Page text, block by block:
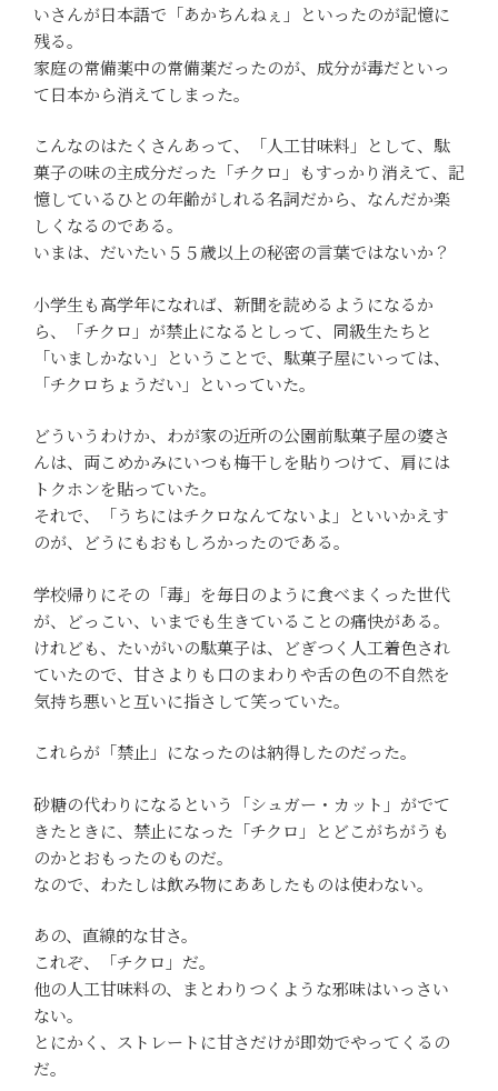
いさんが日本語で「あかちんねぇ」といったのが記憶に
残る。
家庭の常備薬中の常備薬だったのが、成分が毒だといっ
て日本から消えてしまった。
こんなのはたくさんあって、「人工甘味料」として、駄
菓子の味の主成分だった「チクロ」もすっかり消えて、記
憶しているひとの年齢がしれる名詞だから、なんだか楽
しくなるのである。
いまは、だいたい５５歳以上の秘密の言葉ではないか？
小学生も高学年になれば、新聞を読めるようになるか
ら、「チクロ」が禁止になるとしって、同級生たちと
「いましかない」ということで、駄菓子屋にいっては、
「チクロちょうだい」といっていた。
どういうわけか、わが家の近所の公園前駄菓子屋の婆さ
んは、両こめかみにいつも梅干しを貼りつけて、肩には
トクホンを貼っていた。
それで、「うちにはチクロなんてないよ」といいかえす
のが、どうにもおもしろかったのである。
学校帰りにその「毒」を毎日のように食べまくった世代
が、どっこい、いまでも生きていることの痛快がある。
けれども、たいがいの駄菓子は、どぎつく人工着色され
ていたので、甘さよりも口のまわりや舌の色の不自然を
気持ち悪いと互いに指さして笑っていた。
これらが「禁止」になったのは納得したのだった。
砂糖の代わりになるという「シュガー・カット」がでて
きたときに、禁止になった「チクロ」とどこがちがうも
のかとおもったのものだ。
なので、わたしは飲み物にああしたものは使わない。
あの、直線的な甘さ。
これぞ、「チクロ」だ。
他の人工甘味料の、まとわりつくような邪味はいっさい
ない。
とにかく、ストレートに甘さだけが即効でやってくるの
だ。